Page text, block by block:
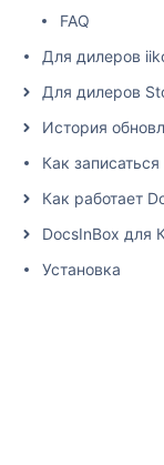
FAQ
Для дилеров
Для дилеров
История
Как
Как работает
DocsInBox для
Установка